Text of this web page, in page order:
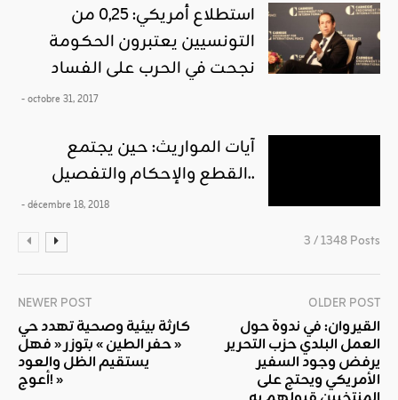
استطلاع أمريكي: 0,25 من
التونسيين يعتبرون الحكومة
نجحت في الحرب على الفساد
- octobre 31, 2017
آيات المواريث: حين يجتمع
القطع والإحكام والتفصيل..
- décembre 18, 2018
3 / 1348 Posts
NEWER POST
كارثة بيئية وصحية تهدد حي
« حفر الطين » بتوزر « فهل
يستقيم الظل والعود
أعوج! »
OLDER POST
القيروان: في ندوة حول
العمل البلدي حزب التحرير
يرفض وجود السفير
الأمريكي ويحتج على